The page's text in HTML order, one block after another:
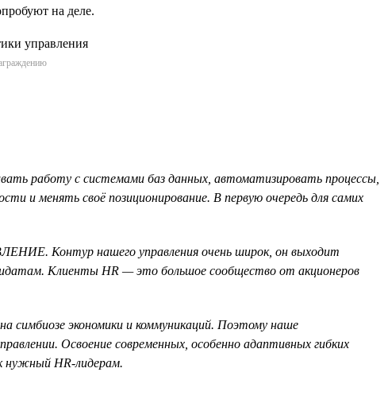
на деле.
работу с системами баз данных, автоматизировать процессы,
и менять своё позиционирование. В первую очередь для самих
Контур нашего управления очень широк, он выходит
Клиенты HR — это большое сообщество от акционеров
симбиозе экономики и коммуникаций. Поэтому наше
Освоение современных, особенно адаптивных гибких
нужный HR-лидерам.